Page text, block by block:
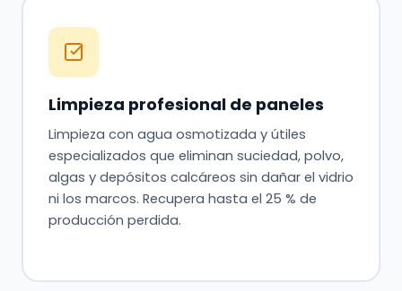
Limpieza profesional de paneles
Limpieza con agua osmotizada y útiles
especializados que eliminan suciedad, polvo,
algas y depósitos calcáreos sin dañar el vidrio
ni los marcos. Recupera hasta el 25 % de
producción perdida.